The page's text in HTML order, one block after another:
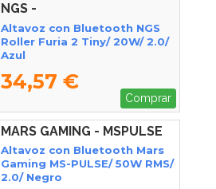
NGS -
ROLLERFURIA2TINYBLUE
Altavoz con Bluetooth NGS
Roller Furia 2 Tiny/ 20W/ 2.0/
Azul
34,57 €
Comprar
MARS GAMING - MSPULSE
Altavoz con Bluetooth Mars
Gaming MS-PULSE/ 50W RMS/
2.0/ Negro